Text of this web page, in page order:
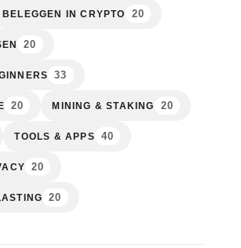
BELEGGEN IN CRYPTO 20
20
33
20 MINING & STAKING 20
TOOLS & APPS 40
20
20